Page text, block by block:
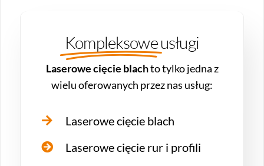
Kompleksoweusługi
Laserowe cięcie blachto tylko jedna z
wielu oferowanych przez nas usług:
Laserowe cięcie blach
Laserowe cięcie rur i profili